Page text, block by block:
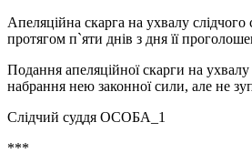
Апеляційна скарга на ухвалу
протягом п`яти днів з дня її
Подання апеляційної скарги на ухвалу
набрання нею законної сили, але не
Слідчий суддя ОСОБА_1
***